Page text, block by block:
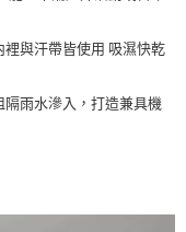
裡與汗帶皆使用 吸濕快乾
隔雨水滲入，打造兼具機